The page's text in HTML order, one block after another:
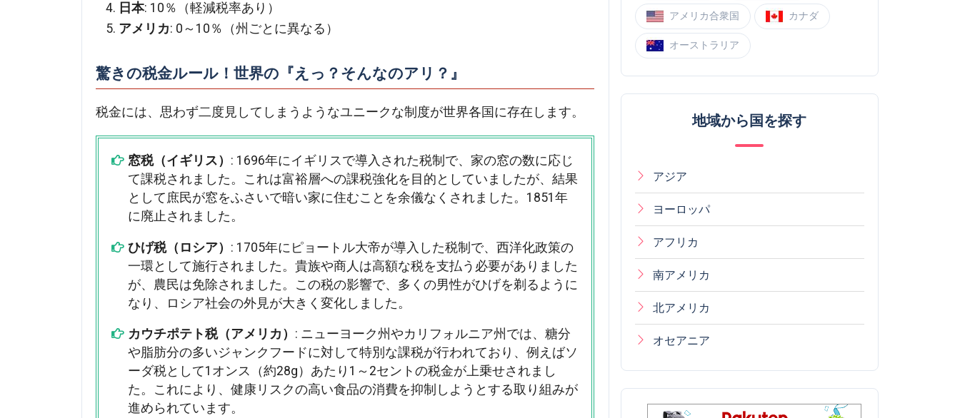
日本: 10％（軽減税率あり）
アメリカ: 0～10％（州ごとに異なる）
驚きの税金ルール！世界の『えっ？そんなのアリ？』
税金には、思わず二度見してしまうようなユニークな制度が世界各国に存在します。
窓税（イギリス） : 1696年にイギリスで導入された税制で、家の窓の数に応じ
て課税されました。これは富裕層への課税強化を目的としていましたが、結果
として庶民が窓をふさいで暗い家に住むことを余儀なくされました。1851年
に廃止されました。
ひげ税（ロシア） : 1705年にピョートル大帝が導入した税制で、西洋化政策の
一環として施行されました。貴族や商人は高額な税を支払う必要がありました
が、農民は免除されました。この税の影響で、多くの男性がひげを剃るように
なり、ロシア社会の外見が大きく変化しました。
カウチポテト税（アメリカ） : ニューヨーク州やカリフォルニア州では、糖分
や脂肪分の多いジャンクフードに対して特別な課税が行われており、例えばソ
ーダ税として1オンス（約28g）あたり1～2セントの税金が上乗せされまし
た。これにより、健康リスクの高い食品の消費を抑制しようとする取り組みが
進められています。
アメリカ合衆国 カナダ
オーストラリア
地域から国を探す
アジア
ヨーロッパ
アフリカ
南アメリカ
北アメリカ
オセアニア